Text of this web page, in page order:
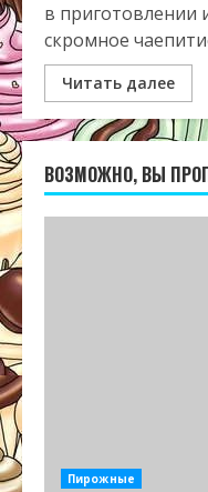
в приготовлении
скромное
Читать далее
ВОЗМОЖНО, ВЫ
Пирожные